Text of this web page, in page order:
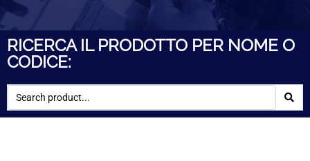
RICERCA IL PRODOTTO PER NOME O
CODICE: